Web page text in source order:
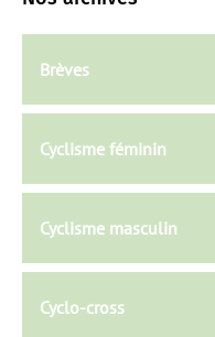
Brèves
Cyclisme féminin
Cyclisme masculin
Cyclo-cross